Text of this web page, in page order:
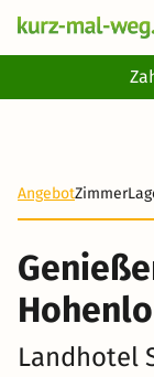
AngebotZimmer
Landhotel